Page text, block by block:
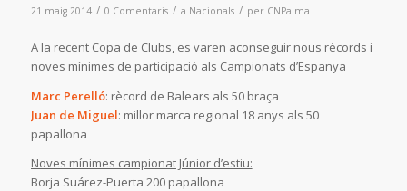
21 maig 2014 / 0 Comentaris / a Nacionals / per CNPalma
A la recent Copa de Clubs, es varen aconseguir nous rècords i
noves mínimes de participació als Campionats d’Espanya
Marc Perelló: rècord de Balears als 50 braça
Juan de Miguel: millor marca regional 18 anys als 50
papallona
Noves mínimes campionat Júnior d’estiu:
Borja Suárez-Puerta 200 papallona